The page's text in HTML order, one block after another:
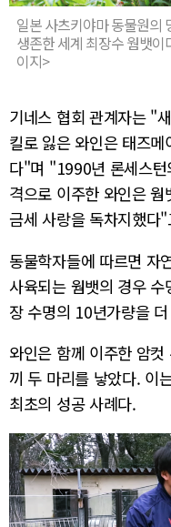
일본 사츠키야마 동물원의
생존한 세계 최장수 웜뱃
이지>
기네스 협회 관계자는 "
킬로 잃은 와인은 태즈
다"며 "1990년 론세스턴
격으로 이주한 와인은
금세 사랑을 독차지했다
동물학자들에 따르면 자
사육되는 웜뱃의 경우
장 수명의 10년가량을
와인은 함께 이주한 암
끼 두 마리를 낳았다. 이
최초의 성공 사례다.